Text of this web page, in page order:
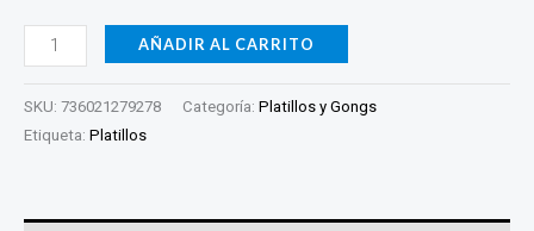
AÑADIR AL CARRITO
SKU: 736021279278 Categoría: Platillos y Gongs
Etiqueta: Platillos